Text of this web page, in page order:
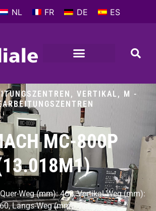
NL FR DE ES
VERTIKAL , M -
MC-800P
Weg (mm): 460, Vertikal-Weg (mm):
Längs-Weg (mm): 760